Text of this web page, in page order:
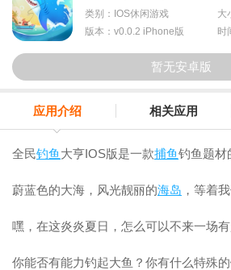
类别：IOS休闲游戏
大
版本：v0.0.2 iPhone版
时
暂无安卓版
应用介绍 相关应用
全民钓鱼 大亨IOS版是一款捕鱼钓鱼题材
蔚蓝色的大海，风光靓丽的海岛 ，等着
嘿，在这炎炎夏日，怎么可以不来一场
你能否有能力钓起大鱼？你有什么特殊